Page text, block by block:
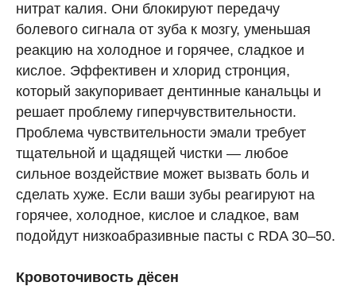
нитрат калия. Они блокируют передачу
болевого сигнала от зуба к мозгу, уменьшая
реакцию на холодное и горячее, сладкое и
кислое. Эффективен и хлорид стронция,
который закупоривает дентинные канальцы и
решает проблему гиперчувствительности.
Проблема чувствительности эмали требует
тщательной и щадящей чистки — любое
сильное воздействие может вызвать боль и
сделать хуже. Если ваши зубы реагируют на
горячее, холодное, кислое и сладкое, вам
подойдут низкоабразивные пасты с RDA 30–50.
Кровоточивость дёсен